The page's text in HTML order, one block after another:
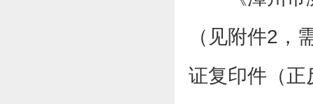
（见附件2，
证复印件（正